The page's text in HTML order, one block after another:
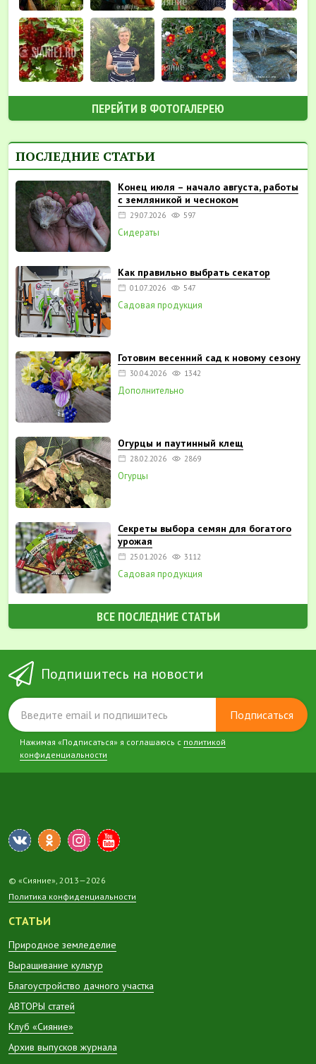
ПЕРЕЙТИ В ФОТОГАЛЕРЕЮ
ПОСЛЕДНИЕ СТАТЬИ
Конец июля – начало августа, работы
с земляникой и чесноком
29.07.2026 597
Сидераты
Как правильно выбрать секатор
01.07.2026 547
Садовая продукция
Готовим весенний сад к новому сезону
30.04.2026 1342
Дополнительно
Огурцы и паутинный клещ
28.02.2026 2869
Огурцы
Секреты выбора семян для богатого
урожая
25.01.2026 3112
Садовая продукция
ВСЕ ПОСЛЕДНИЕ СТАТЬИ
Подпишитесь на новости
Подписаться
Нажимая «Подписаться» я соглашаюсь с политикой
конфиденциальности
© «Сияние», 2013—2026
Политика конфиденциальности
СТАТЬИ
Природное земледелие
Выращивание культур
Благоустройство дачного участка
АВТОРЫ статей
Клуб «Сияние»
Архив выпусков журнала